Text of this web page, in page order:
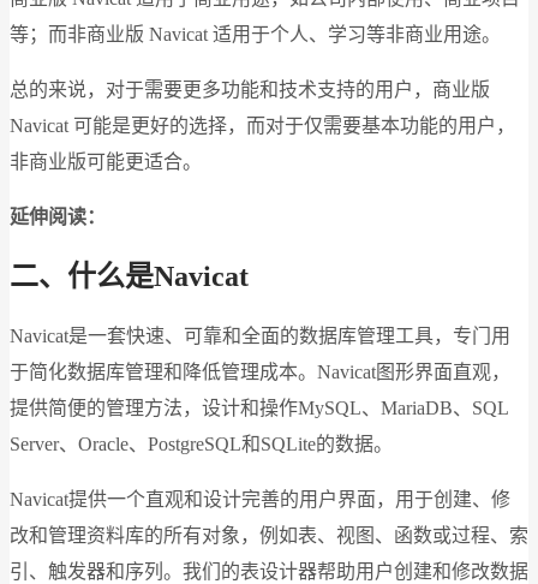
等；而非商业版 Navicat 适用于个人、学习等非商业用途。
总的来说，对于需要更多功能和技术支持的用户，商业版
Navicat 可能是更好的选择，而对于仅需要基本功能的用户，
非商业版可能更适合。
延伸阅读：
二、什么是Navicat
Navicat是一套快速、可靠和全面的数据库管理工具，专门用
于简化数据库管理和降低管理成本。Navicat图形界面直观，
提供简便的管理方法，设计和操作MySQL、MariaDB、SQL
Server、Oracle、PostgreSQL和SQLite的数据。
Navicat提供一个直观和设计完善的用户界面，用于创建、修
改和管理资料库的所有对象，例如表、视图、函数或过程、索
引、触发器和序列。我们的表设计器帮助用户创建和修改数据